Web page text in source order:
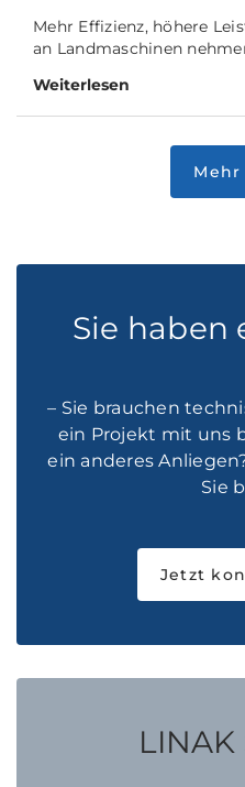
Mehr Effizienz, höhere
an Landmaschinen
Weiterlesen
Sie haben
– Sie brauchen
ein Projekt mit uns
ein anderes
Sie
Jetzt